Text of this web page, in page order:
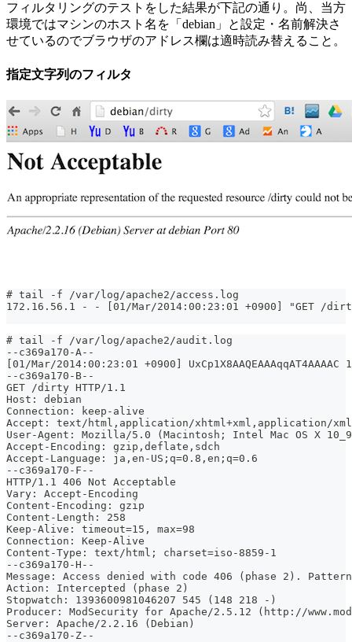
フィルタリングのテストをした結果が下記の通り。尚、当方
環境ではマシンのホスト名を「debian」と設定・名前解決さ
せているのでブラウザのアドレス欄は適時読み替えること。
指定文字列のフィルタ
# tail -f /var/log/apache2/access.log
172.16.56.1 - - [01/Mar/2014:00:23:01 +0900] "GET /
# tail -f /var/log/apache2/audit.log
--c369a170-A--
[01/Mar/2014:00:23:01 +0900]
--c369a170-B--
GET /dirty HTTP/1.1
Host: debian
Connection: keep-alive
Accept: text/html,application/xhtml+xml,application/
User-Agent: Mozilla/5.0 (Macintosh; Intel Mac OS X
Accept-Encoding: gzip,deflate,sdch
Accept-Language: ja,en-US;q=0.8,en;q=0.6
--c369a170-F--
HTTP/1.1 406 Not Acceptable
Vary: Accept-Encoding
Content-Encoding: gzip
Content-Length: 258
Keep-Alive: timeout=15, max=98
Connection: Keep-Alive
Content-Type: text/html; charset=iso-8859-1
--c369a170-H--
Message: Access denied with code 406 (phase 2).
Action: Intercepted (phase 2)
Stopwatch: 1393600981046207 545 (148 218 -)
Producer: ModSecurity for Apache/2.5.12 (http://
Server: Apache/2.2.16 (Debian)
--c369a170-Z--